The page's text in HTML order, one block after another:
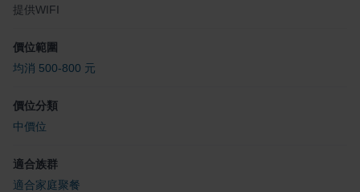
提供WIFI
價位範圍
均消 500-800 元
價位分類
中價位
適合族群
適合家庭聚餐